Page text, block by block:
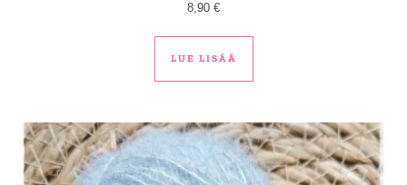
8,90 €
LUE LISÄÄ